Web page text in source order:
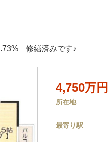
！修繕済みです♪
4,750万円
所在地
最寄り駅